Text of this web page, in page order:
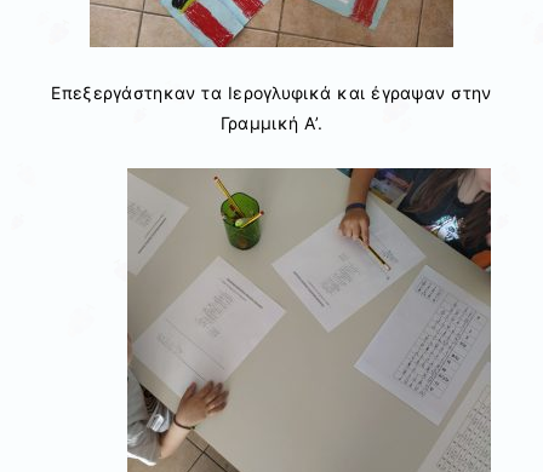
Επεξεργάστηκαν τα Ιερογλυφικά και έγραψαν στην
Γραμμική Α’.